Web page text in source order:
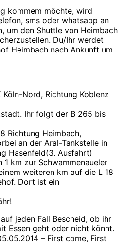
kommem möchte, wird
sms oder whatsapp an
um den Shuttle von Heimbach
Du/Ihr werdet
Heimbach nach Ankunft um
Nord, Richtung Koblenz
Ihr folgt der B 265 bis
Richtung Heimbach,
an der Aral-Tankstelle in
Hasenfeld(3. Ausfahrt)
1 km zur Schwammenaueler
weiteren km auf die L 18
Dort ist ein
jeden Fall Bescheid, ob ihr
Essen geht oder nicht könnt.
– First come, First